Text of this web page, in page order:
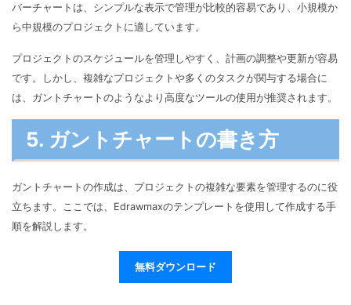
バーチャートは、シンプルな表示で管理が比較的容易であり、小規模か
ら中規模のプロジェクトに適しています。
プロジェクトのスケジュールを管理しやすく、計画の調整や更新が容易
です。しかし、複雑なプロジェクトや多くのタスクが関与する場合に
は、ガントチャートのようなより高度なツールの使用が推奨されます。
5. ガントチャートの書き方
ガントチャートの作成は、プロジェクトの複雑な要素を管理するのに役
立ちます。ここでは、Edrawmaxのテンプレートを使用して作成する手
順を解説します。
無料ダウンロード